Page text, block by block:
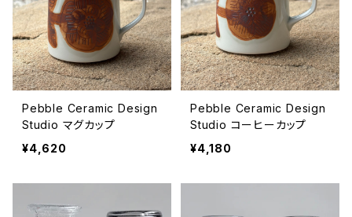
Pebble Ceramic Design
Studio マグカップ
¥4,620
Pebble Ceramic Design
Studio コーヒーカップ
¥4,180